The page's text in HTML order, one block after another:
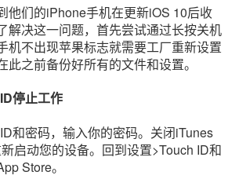
们的iPhone手机在更新iOS 10后收
解决这一问题，首先尝试通过长按关机
机不出现苹果标志就需要工厂重新设置
之前备份好所有的文件和设置。
停止工作
密码，输入你的密码。关闭iTunes
启动您的设备。回到设置>Touch ID和
Store。